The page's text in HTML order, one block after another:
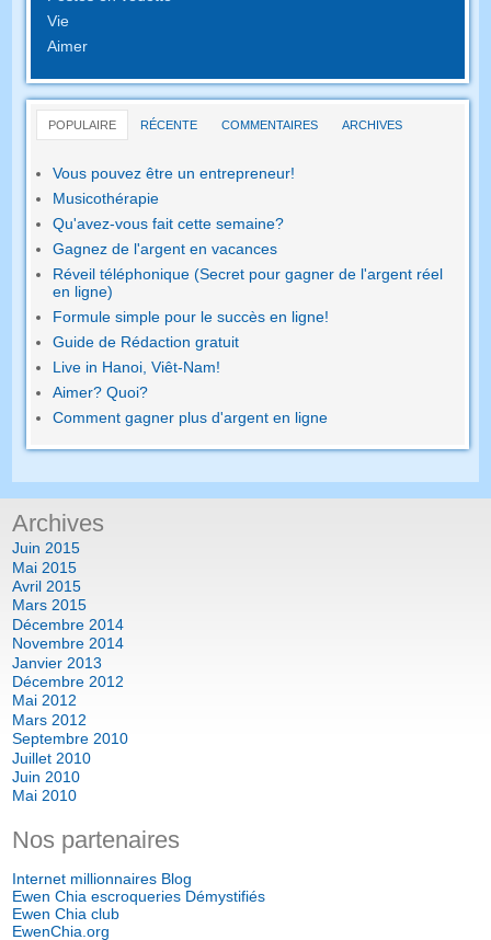
Vie
Aimer
POPULAIRE RÉCENTE COMMENTAIRES ARCHIVES
Vous pouvez être un entrepreneur!
Musicothérapie
Qu'avez-vous fait cette semaine?
Gagnez de l'argent en vacances
Réveil téléphonique (Secret pour gagner de l'argent réel
en ligne)
Formule simple pour le succès en ligne!
Guide de Rédaction gratuit
Live in Hanoi, Viêt-Nam!
Aimer? Quoi?
Comment gagner plus d'argent en ligne
Archives
Juin 2015
Mai 2015
Avril 2015
Mars 2015
Décembre 2014
Novembre 2014
Janvier 2013
Décembre 2012
Mai 2012
Mars 2012
Septembre 2010
Juillet 2010
Juin 2010
Mai 2010
Nos partenaires
Internet millionnaires Blog
Ewen Chia escroqueries Démystifiés
Ewen Chia club
EwenChia.org